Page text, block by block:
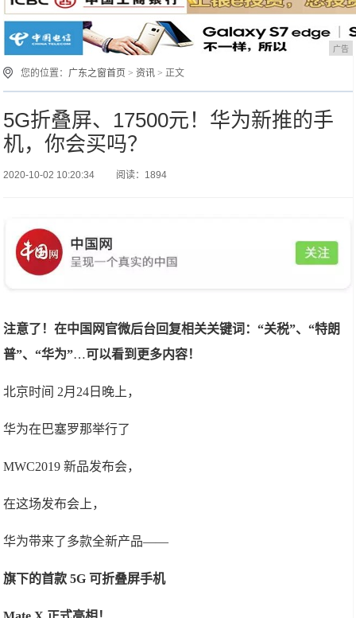
广告
您的位置： 广东之窗首页 >资讯 > 正文
5G折叠屏、17500元！华为新推的手
机，你会买吗？
2020-10-02 10:20:34 阅读：1894
注意了！在中国网官微后台回复相关关键词：“关税”、“特朗
普”、“华为”…可以看到更多内容！
北京时间 2月24日晚上，
华为在巴塞罗那举行了
MWC2019 新品发布会，
在这场发布会上，
华为带来了多款全新产品——
旗下的首款 5G 可折叠屏手机